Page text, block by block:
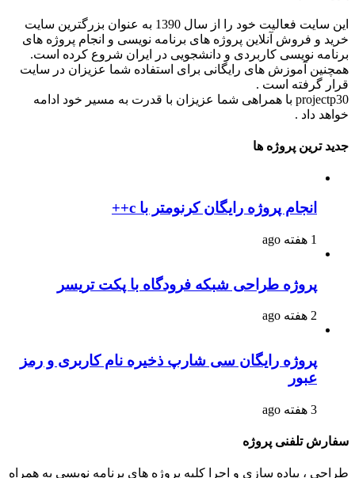
این سایت فعالیت خود را از سال 1390 به عنوان بزرگترین سایت
خرید و فروش آنلاین پروژه های برنامه نویسی و انجام پروژه های
برنامه نویسی کاربردی و دانشجویی در ایران شروع کرده است.
همچنین آموزش های رایگانی برای استفاده شما عزیزان در سایت
قرار گرفته است .
projectp30 با همراهی شما عزیزان با قدرت به مسیر خود ادامه
خواهد داد .
جدید ترین پروژه ها
انجام پروژه رایگان کرنومتر با c++
1 هفته ago
پروژه طراحی شبکه فرودگاه با پکت تریسر
2 هفته ago
پروژه رایگان سی شارپ ذخیره نام کاربری و رمز
عبور
3 هفته ago
سفارش تلفنی پروژه
طراحی ، پیاده سازی و اجرا کلیه پروژه های برنامه نویسی به همراه